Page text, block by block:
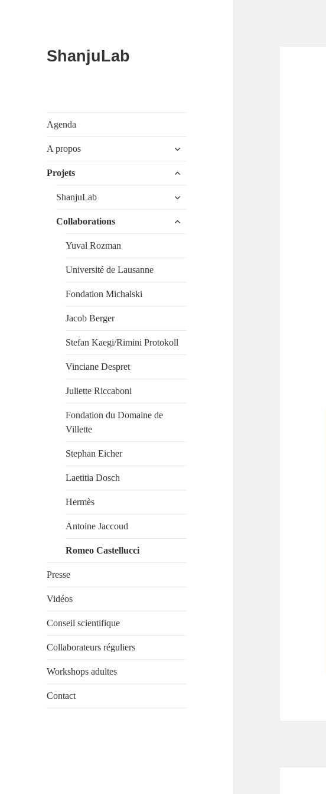
ShanjuLab
Agenda
A propos
menu
Projets
menu
ShanjuLab
menu
Collaborations
Yuval Rozman
Université de Lausanne
Fondation Michalski
Jacob Berger
Stefan Kaegi/Rimini Protokoll
Vinciane Despret
Juliette Riccaboni
Fondation du Domaine de
Villette
Stephan Eicher
Laetitia Dosch
Hermès
Antoine Jaccoud
Romeo Castellucci
Presse
Vidéos
Conseil scientifique
Collaborateurs réguliers
Workshops adultes
Contact